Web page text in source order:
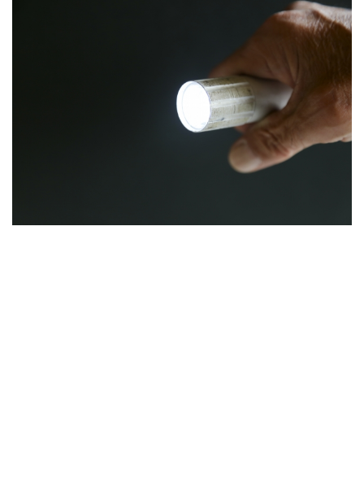
90代母親と息子が自宅で血を流し死亡 無理心中か 兵庫
高齢者のワクチン接種始まる 今日から全国で開始